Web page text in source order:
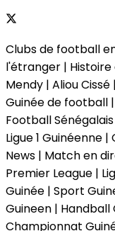
Clubs de football
l'étranger | Histoire
Mendy | Aliou
Guinée de football
Football
Ligue 1 Guinéenne
News | Match en
Premier League |
Guinée | Sport
Guineen | Handball
Championnat